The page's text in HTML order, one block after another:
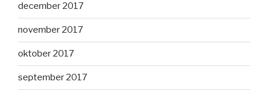
december 2017
november 2017
oktober 2017
september 2017